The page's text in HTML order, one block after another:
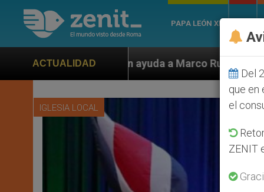
PAPA LEÓN XIV
ACTUALIDAD
a Marco Rubio ante persecución de colonos
IGLESIA LOCAL
Del
que en
el
ZENIT